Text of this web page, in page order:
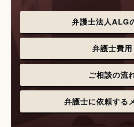
弁護士法人ALG
弁護士費用
ご相談の流
弁護士に依頼する